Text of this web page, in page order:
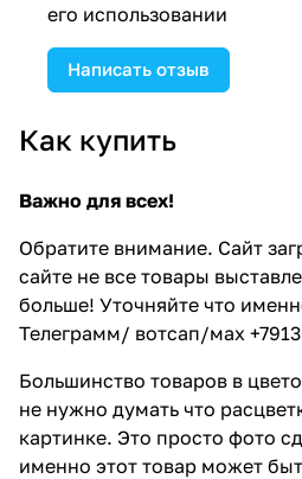
его использовании
Написать отзыв
Как купить
Важно для всех!
Обратите внимание. Сайт
сайте не все товары
больше! Уточняйте что
Телеграмм/ вотсап/мах
Большинство товаров в
не нужно думать что
картинке. Это просто фото
именно этот товар может